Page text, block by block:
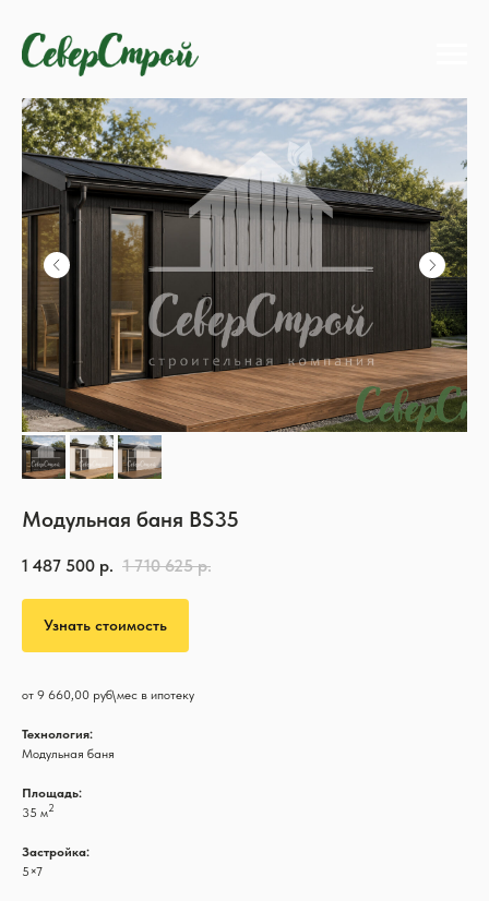
Модульная баня BS35
1 487 500 р. 1 710 625 р.
Узнать стоимость
от 9 660,00 руб\мес в ипотеку
Технология:
Модульная баня
Площадь:
35 м2
Застройка:
5×7